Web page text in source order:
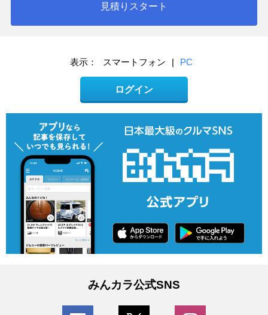
見積りスタート
表示： スマートフォン | PC
ログイン
みんカラ公式SNS